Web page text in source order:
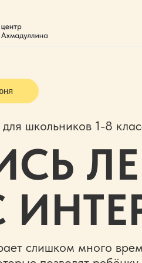
слишком много
школьников 1-8